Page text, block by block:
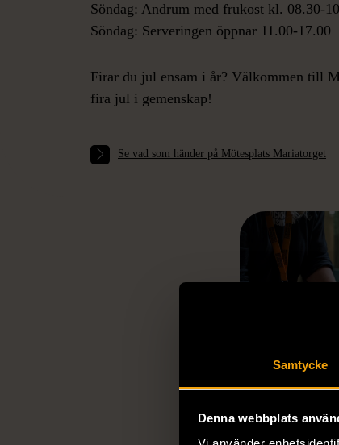
Samtycke
Denna webbplats
Söndag: Andrum med frukost kl. 08.30-
Söndag: Serveringen öppnar 11.00-17.00
Firar du jul ensam i år? Välkommen till
fira jul i gemenskap!
Se vad som händer på Mötesplats Mariatorget
JUL PÅ